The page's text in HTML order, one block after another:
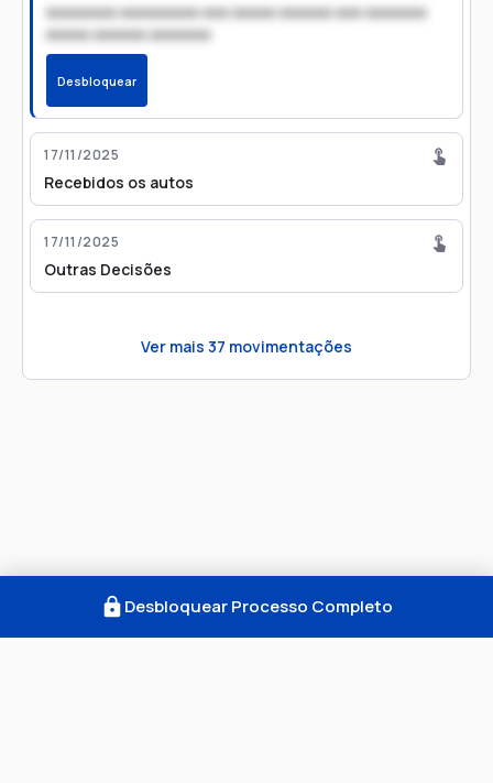
xxxxxxxx xxxxxxxxx xxx xxxxx xxxxxx xxx xxxxxxx
xxxxx xxxxxx xxxxxxx
Desbloquear
17/11/2025
Recebidos os autos
17/11/2025
Outras Decisões
Ver mais 37 movimentações
Desbloquear Processo Completo